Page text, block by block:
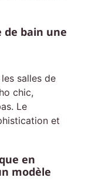
de bain une
salles de
chic,
Le
et
en
modèle